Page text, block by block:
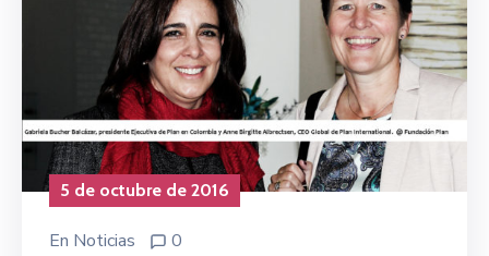
5 de octubre de 2016
En Noticias 0